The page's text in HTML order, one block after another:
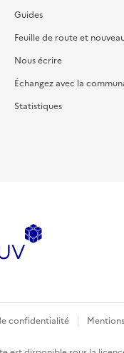
Guides
Feuille de route et
Nous écrire
Échangez avec la
Statistiques
confidentialité